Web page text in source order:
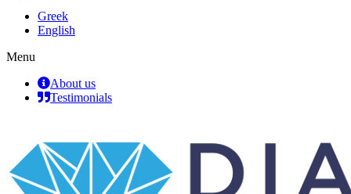
Greek
English
Menu
About us
Testimonials